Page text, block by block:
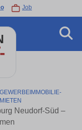
Job
GEWERBEIMMOBILIE-
MIETEN
Neudorf-Süd –